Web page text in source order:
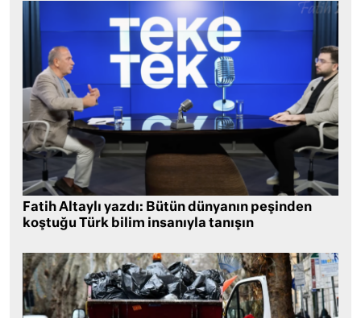
Fatih Altaylı yazdı: Bütün dünyanın peşinden
koştuğu Türk bilim insanıyla tanışın